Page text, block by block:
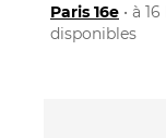
Paris 16e • à
disponibles